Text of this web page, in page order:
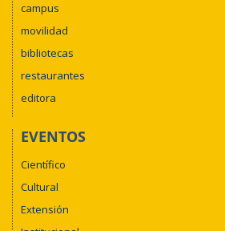
campus
movilidad
bibliotecas
restaurantes
editora
EVENTOS
Científico
Cultural
Extensión